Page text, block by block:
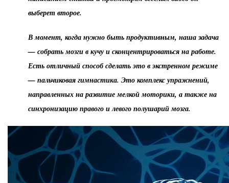
выберет второе.
В момент, когда нужно быть продуктивным, наша задача
— собрать мозги в кучу и сконцентрироваться на работе.
Есть отличный способ сделать это в экстренном режиме
— пальчиковая гимнастика. Это комплекс упражнений,
направленных на развитие мелкой моторики, а также на
синхронизацию правого и левого полушарий мозга.